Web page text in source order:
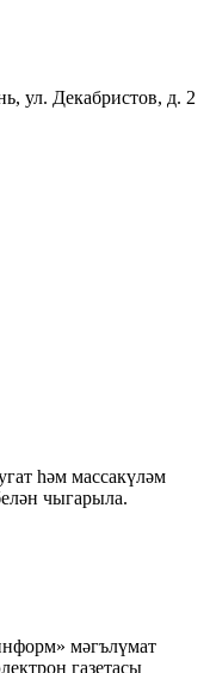
ул. Декабристов, д. 2
һәм массакүләм
чыгарыла.
мәгълүмат
газетасы